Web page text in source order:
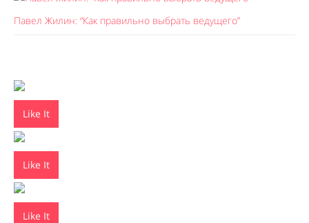
Павел Жилин: “Как правильно выбрать ведущего”
Like It
Like It
Like It